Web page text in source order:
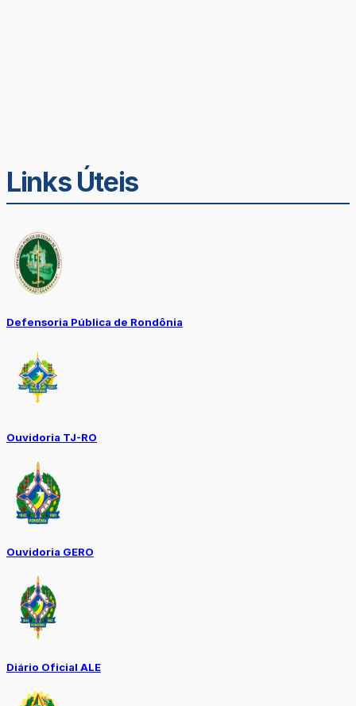
Links Úteis
Defensoria Pública de Rondônia
Ouvidoria TJ-RO
Ouvidoria GERO
Diário Oficial ALE